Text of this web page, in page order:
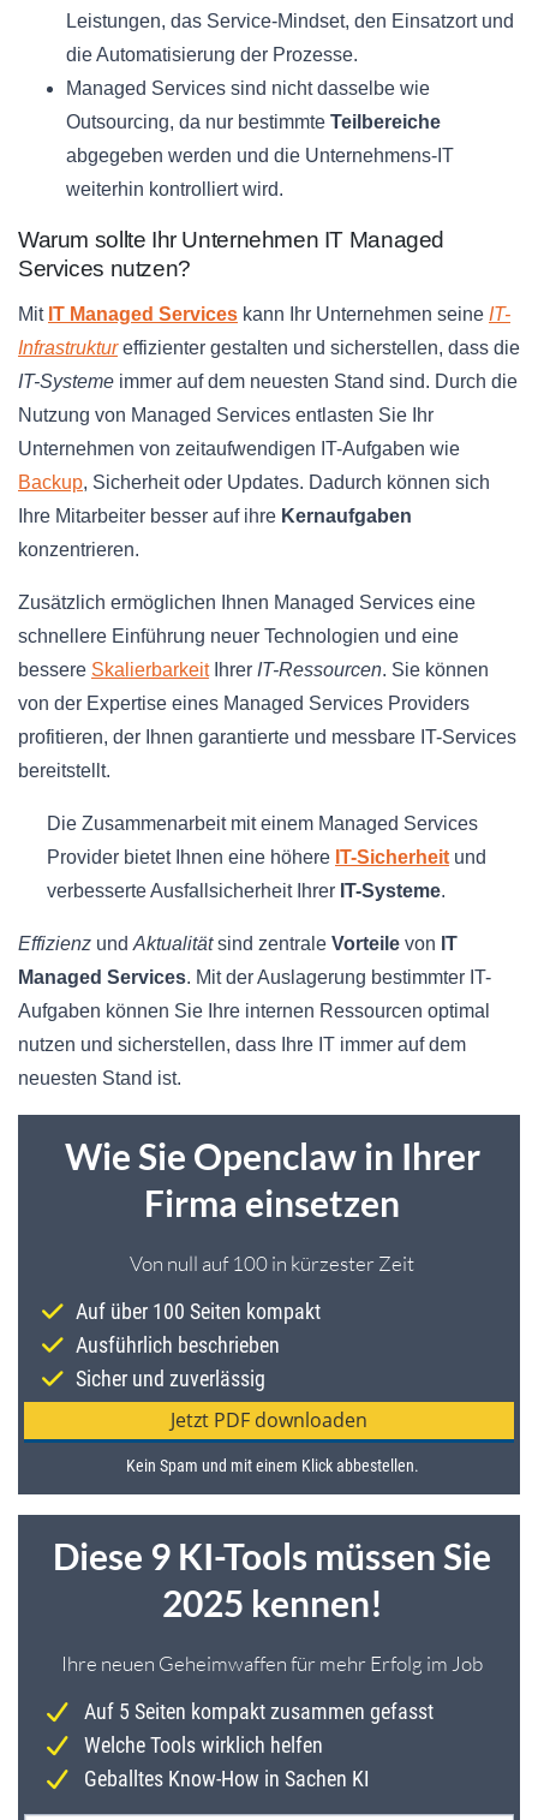
Leistungen, das Service-Mindset, den Einsatzort und
die Automatisierung der Prozesse.
Managed Services sind nicht dasselbe wie
Outsourcing, da nur bestimmte Teilbereiche
abgegeben werden und die Unternehmens-IT
weiterhin kontrolliert wird.
Warum sollte Ihr Unternehmen IT Managed
Services nutzen?
Mit IT Managed Services kann Ihr Unternehmen seine IT-
Infrastruktureffizienter gestalten und sicherstellen, dass die
IT-Systeme immer auf dem neuesten Stand sind. Durch die
Nutzung von Managed Services entlasten Sie Ihr
Unternehmen von zeitaufwendigen IT-Aufgaben wie
Backup, Sicherheit oder Updates. Dadurch können sich
Ihre Mitarbeiter besser auf ihre Kernaufgaben
konzentrieren.
Zusätzlich ermöglichen Ihnen Managed Services eine
schnellere Einführung neuer Technologien und eine
bessere SkalierbarkeitIhrer IT-Ressourcen. Sie können
von der Expertise eines Managed Services Providers
profitieren, der Ihnen garantierte und messbare IT-Services
bereitstellt.
Die Zusammenarbeit mit einem Managed Services
Provider bietet Ihnen eine höhere IT-Sicherheit und
verbesserte Ausfallsicherheit Ihrer IT-Systeme.
Effizienz undAktualitätsind zentrale Vorteile von IT
Managed Services. Mit der Auslagerung bestimmter IT-
Aufgaben können Sie Ihre internen Ressourcen optimal
nutzen und sicherstellen, dass Ihre IT immer auf dem
neuesten Stand ist.